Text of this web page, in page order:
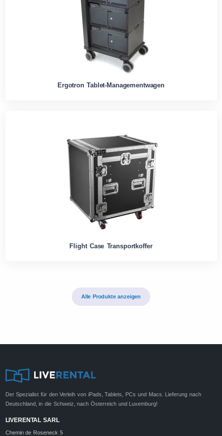
Ergotron Tablet-Managementwagen
Flight Case Transportkoffer
Alle Produkte anzeigen
Der Spezialist für den Verleih von iPads, Tablets, PCs und Macs. Lieferung nach
Deutschland, in die Schweiz, nach Österreich und Luxemburg!
LIVERENTAL SARL
Chemin de Roseneck 5